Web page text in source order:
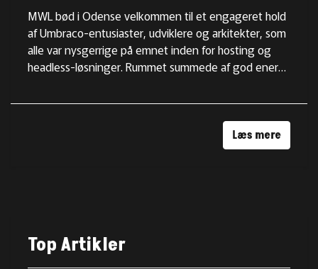
MWL bød i Odense velkommen til et engageret hold
af Umbraco-entusiaster, udviklere og arkitekter, som
alle var nysgerrige på emnet inden for hosting og
headless-løsninger. Rummet summede af god energi,
undervejs. Her får du et dybere indblik i, hvad vi talte
om, og hvilke tre centrale takeaways, deltagerne tog
Læs mere
Top Artikler